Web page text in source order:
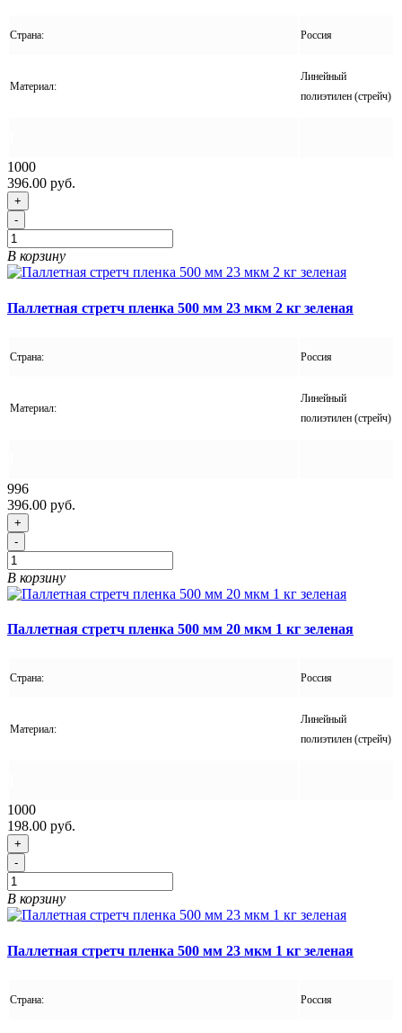
Страна: Россия
Материал:
Линейный
полиэтилен (стрейч)
1000
396.00 руб.
+
-
В корзину
Паллетная стретч пленка 500 мм 23 мкм 2 кг зеленая
Страна: Россия
Материал:
Линейный
полиэтилен (стрейч)
996
396.00 руб.
+
-
В корзину
Паллетная стретч пленка 500 мм 20 мкм 1 кг зеленая
Страна: Россия
Материал:
Линейный
полиэтилен (стрейч)
1000
198.00 руб.
+
-
В корзину
Паллетная стретч пленка 500 мм 23 мкм 1 кг зеленая
Страна: Россия